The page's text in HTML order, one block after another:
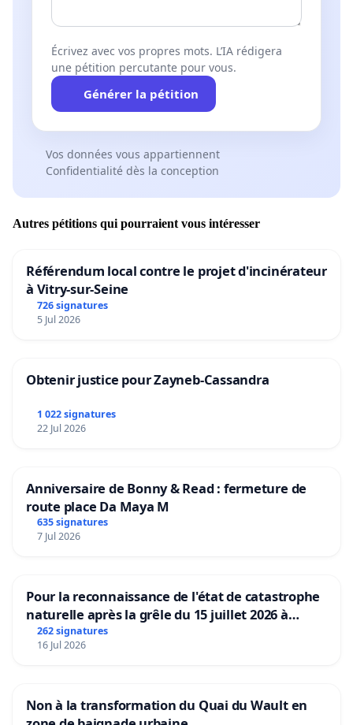
Écrivez avec vos propres mots. L’IA rédigera
une pétition percutante pour vous.
Générer la pétition
Vos données vous appartiennent
Confidentialité dès la conception
Autres pétitions qui pourraient vous intéresser
Référendum local contre le projet d'incinérateur
à Vitry-sur-Seine
726 signatures
5 Jul 2026
Obtenir justice pour Zayneb-Cassandra
1 022 signatures
22 Jul 2026
Anniversaire de Bonny & Read : fermeture de
route place Da Maya M
635 signatures
7 Jul 2026
Pour la reconnaissance de l'état de catastrophe
naturelle après la grêle du 15 juillet 2026 à
Aubenas et ses alentours
262 signatures
16 Jul 2026
Non à la transformation du Quai du Wault en